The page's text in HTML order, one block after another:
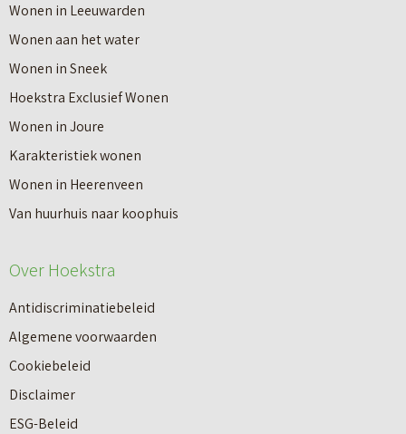
Wonen in Leeuwarden
Wonen aan het water
Wonen in Sneek
Hoekstra Exclusief Wonen
Wonen in Joure
Karakteristiek wonen
Wonen in Heerenveen
Van huurhuis naar koophuis
Over Hoekstra
Antidiscriminatiebeleid
Algemene voorwaarden
Cookiebeleid
Disclaimer
ESG-Beleid